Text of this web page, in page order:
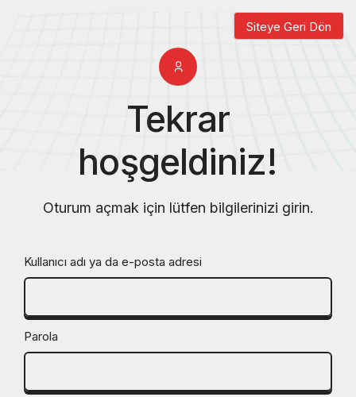
Siteye Geri Dön
Tekrar
hoşgeldiniz!
Oturum açmak için lütfen bilgilerinizi girin.
Kullanıcı adı ya da e-posta adresi
Parola